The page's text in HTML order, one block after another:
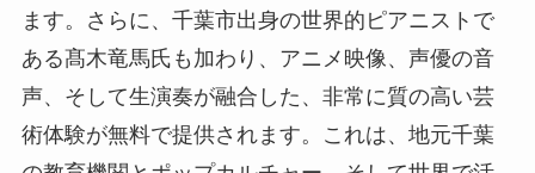
ます。さらに、千葉市出身の世界的ピアニストで
ある髙木竜馬氏も加わり、アニメ映像、声優の音
声、そして生演奏が融合した、非常に質の高い芸
術体験が無料で提供されます。これは、地元千葉